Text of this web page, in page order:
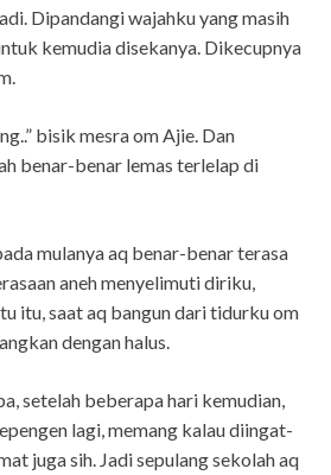
Dipandangi wajahku yang masih
kemudia disekanya. Dikecupnya
bisik mesra om Ajie. Dan
benar-benar lemas terlelap di
mulanya aq benar-benar terasa
aneh menyelimuti diriku,
itu, saat aq bangun dari tidurku om
dengan halus.
setelah beberapa hari kemudian,
lagi, memang kalau diingat-
juga sih. Jadi sepulang sekolah aq